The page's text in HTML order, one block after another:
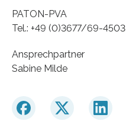
PATON-PVA
Tel.: +49 (0)3677/69-4503
Ansprechpartner
Sabine Milde